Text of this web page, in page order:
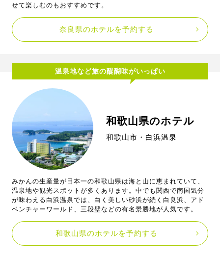
せて楽しむのもおすすめです。
奈良県のホテルを予約する
温泉地など旅の醍醐味がいっぱい
和歌山県のホテル
和歌山市・白浜温泉
みかんの生産量が日本一の和歌山県は海と山に恵まれていて、
温泉地や観光スポットが多くあります。中でも関西で南国気分
が味わえる白浜温泉では、白く美しい砂浜が続く白良浜、アド
ベンチャーワールド、三段壁などの有名景勝地が人気です。
和歌山県のホテルを予約する